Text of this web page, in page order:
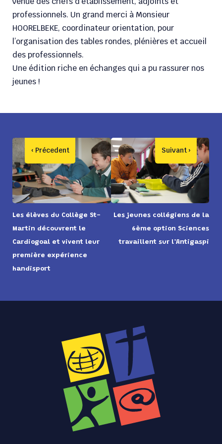
professionnels. Un grand merci à Monsieur
HOORELBEKE, coordinateur orientation, pour
l’organisation des tables rondes, plénières et accueil
des professionnels.
Une édition riche en échanges qui a pu rassurer nos
jeunes !
Les élèves du Collège St-
Martin découvrent le
Cardiogoal et vivent leur
première expérience
handisport
Les jeunes collégiens de la
6ème option Sciences
travaillent sur l’Antigaspi